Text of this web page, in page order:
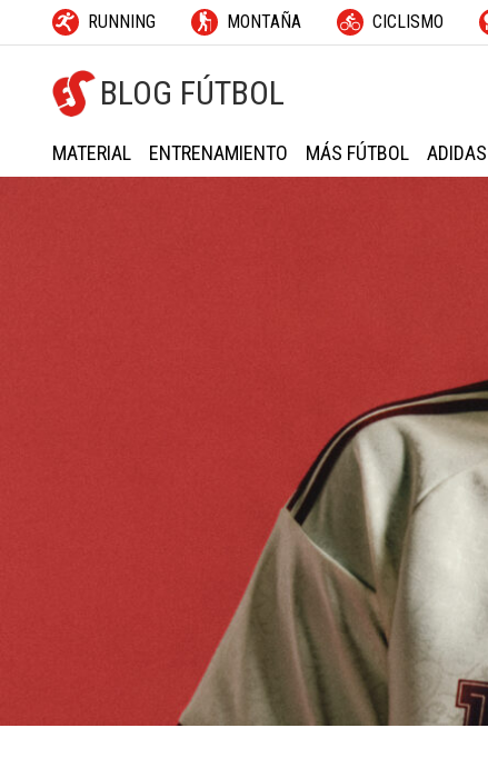
RUNNING MONTAÑA CICLISMO
BLOG FÚTBOL
MATERIAL ENTRENAMIENTO MÁS FÚTBOL ADIDAS